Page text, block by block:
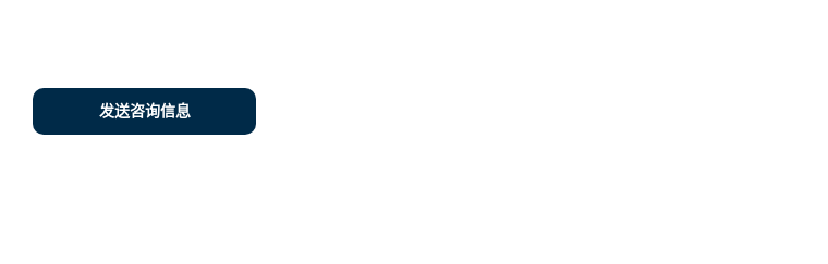
发送咨询信息